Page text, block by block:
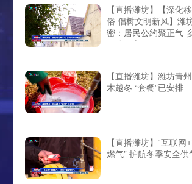
【直播潍坊】【深化
俗 倡树文明新风】潍
密：居民公约聚正气
【直播潍坊】潍坊青
木越冬 “套餐”已安排
【直播潍坊】“互联网
燃气” 护航冬季安全供